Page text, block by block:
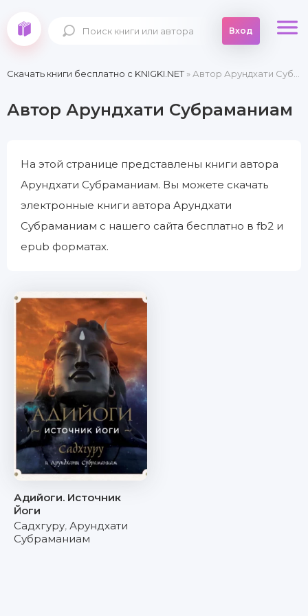
Вход
Скачать книги бесплатно c KNIGKI.NET» Автор Арундхати Субраманиам
Автор Арундхати Субраманиам
На этой странице представлены книги автора
Арундхати Субраманиам. Вы можете скачать
электронные книги автора Арундхати
Субраманиам с нашего сайта бесплатно в fb2 и
epub форматах.
Адийоги. Источник
Йоги
Садхгуру, Арундхати
Субраманиам